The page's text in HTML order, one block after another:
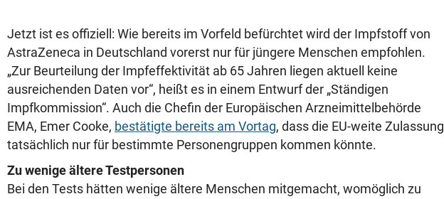
Jetzt ist es offiziell: Wie bereits im Vorfeld befürchtet wird der Impfstoff von
AstraZeneca in Deutschland vorerst nur für jüngere Menschen empfohlen.
„Zur Beurteilung der Impfeffektivität ab 65 Jahren liegen aktuell keine
ausreichenden Daten vor“, heißt es in einem Entwurf der „Ständigen
Impfkommission“. Auch die Chefin der Europäischen Arzneimittelbehörde
EMA, Emer Cooke, bestätigte bereits am Vortag, dass die EU-weite Zulassung
tatsächlich nur für bestimmte Personengruppen kommen könnte.
Zu wenige ältere Testpersonen
Bei den Tests hätten wenige ältere Menschen mitgemacht, womöglich zu